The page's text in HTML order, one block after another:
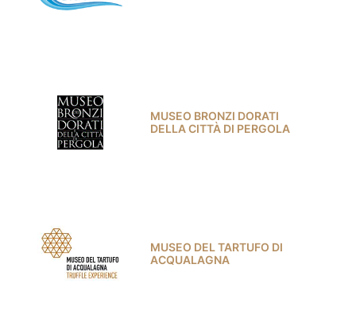
MUSEO BRONZI DORATI
DELLA CITTÀ DI PERGOLA
MUSEO DEL TARTUFO DI
ACQUALAGNA